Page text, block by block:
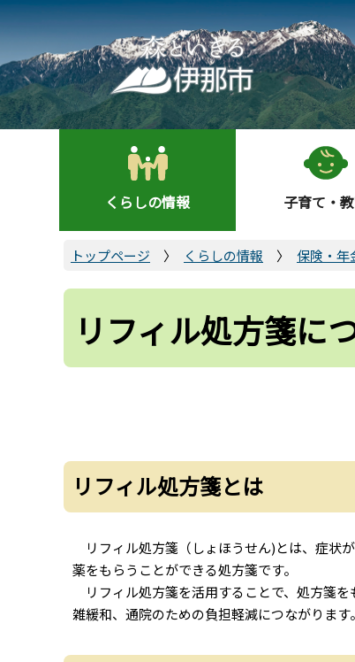
こ
の
ペ
ー
ジ
の
くらしの情報 子育て・
トップページ くらしの情報 保険・年
リフィル処方箋に
リフィル処方箋とは
リフィル処方箋（しょほうせん)とは、症状
薬をもらうことができる処方箋です。
リフィル処方箋を活用することで、処方箋
雑緩和、通院のための負担軽減につながりま